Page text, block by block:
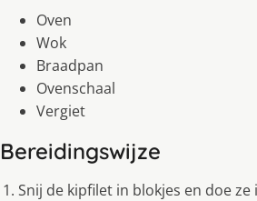
Oven
Wok
Braadpan
Ovenschaal
Vergiet
Bereidingswijze
Snij de kipfilet in blokjes en doe ze